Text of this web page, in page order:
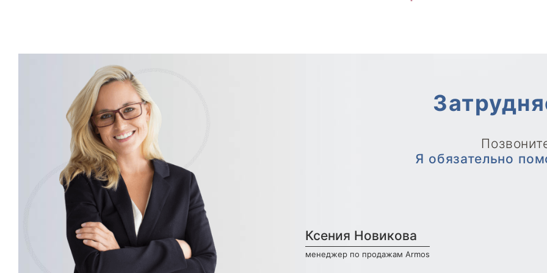
Я обязательно
Ксения Новикова
менеджер по продажам Armos